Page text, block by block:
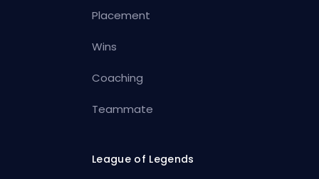
Placement
Wins
Coaching
Teammate
League of Legends